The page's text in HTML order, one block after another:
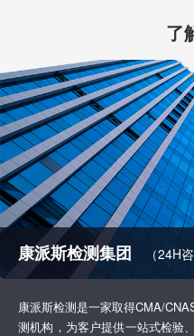
了
康派斯检测集团 （24H
康派斯检测是一家取得CMA/
测机构，为客户提供一站式检验